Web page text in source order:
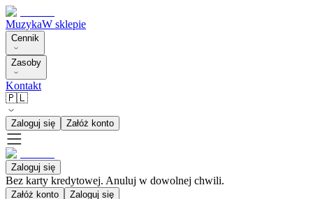
MuzykaW sklepie
Cennik
Zasoby
Kontakt
🇵🇱
Zaloguj się Załóż konto
Zaloguj się
Bez karty kredytowej. Anuluj w dowolnej chwili.
Załóż konto Zaloguj się